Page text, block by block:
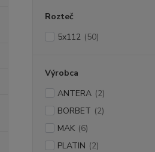
Rozteč
5x112 (50)
Výrobca
ANTERA (2)
BORBET (2)
MAK (6)
PLATIN (2)